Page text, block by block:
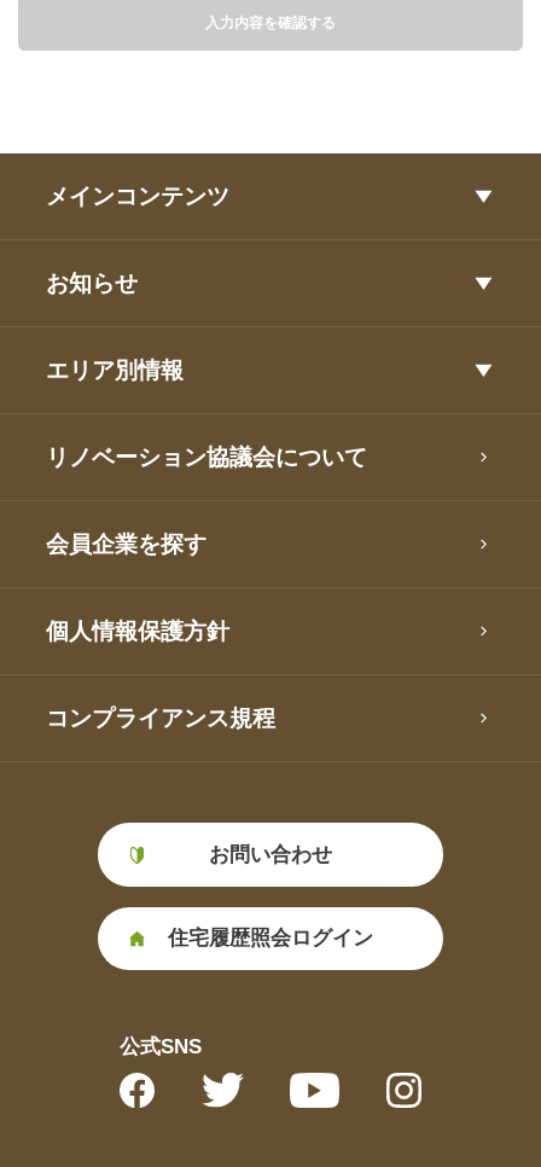
入力内容を確認する
メインコンテンツ
お知らせ
エリア別情報
リノベーション協議会について
会員企業を探す
個人情報保護方針
コンプライアンス規程
お問い合わせ
住宅履歴照会ログイン
公式SNS